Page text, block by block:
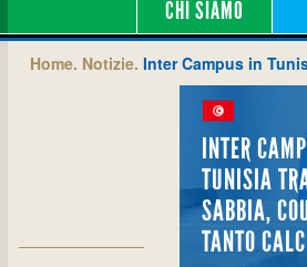
CHI SIAMO
Home. Notizie. Inter Campus in
INTER
TUNISIA
SABBIA,
TANTO